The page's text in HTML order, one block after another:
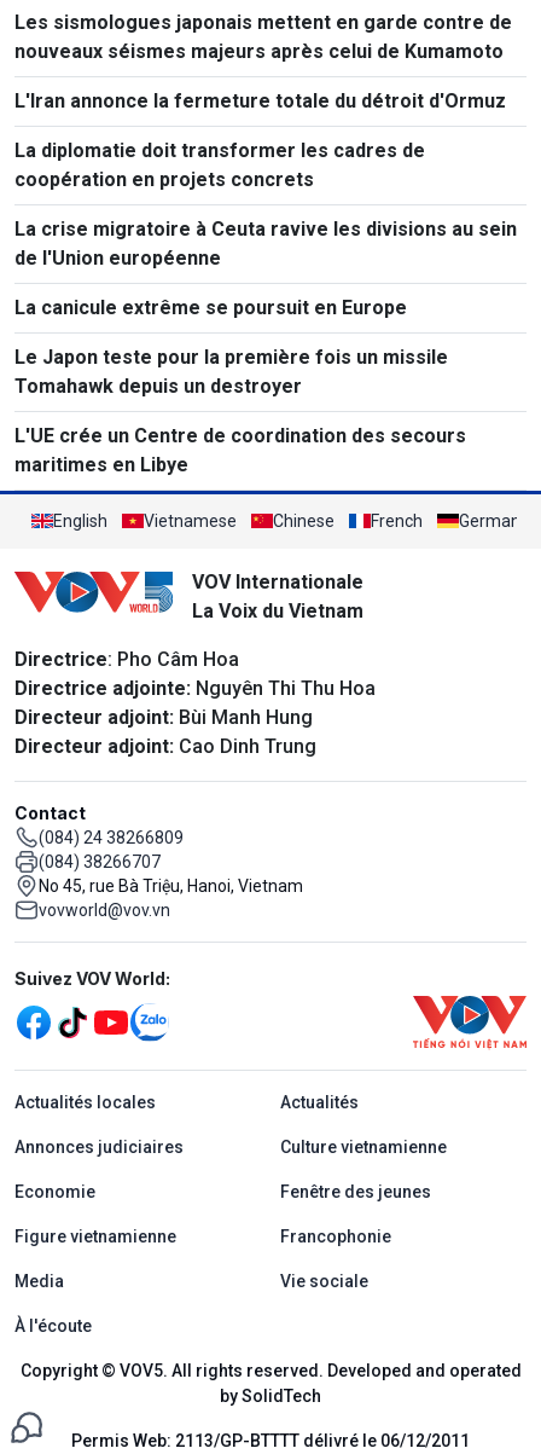
Les sismologues japonais mettent en garde contre de
nouveaux séismes majeurs après celui de Kumamoto
L'Iran annonce la fermeture totale du détroit d'Ormuz
La diplomatie doit transformer les cadres de
coopération en projets concrets
La crise migratoire à Ceuta ravive les divisions au sein
de l'Union européenne
La canicule extrême se poursuit en Europe
Le Japon teste pour la première fois un missile
Tomahawk depuis un destroyer
L'UE crée un Centre de coordination des secours
maritimes en Libye
English Vietnamese Chinese French German
VOV Internationale
La Voix du Vietnam
Directrice: Pho Câm Hoa
Directrice adjointe: Nguyên Thi Thu Hoa
Directeur adjoint: Bùi Manh Hung
Directeur adjoint: Cao Dinh Trung
Contact
(084) 24 38266809
(084) 38266707
No 45, rue Bà Triệu, Hanoi, Vietnam
vovworld@vov.vn
Mạng xã hội
Suivez VOV World:
menu footer tiếng Pháp
Actualités locales Actualités
Annonces judiciaires Culture vietnamienne
Economie Fenêtre des jeunes
Figure vietnamienne Francophonie
Media Vie sociale
À l'écoute
Copyright © VOV5. All rights reserved. Developed and operated
by SolidTech
Permis Web: 2113/GP-BTTTT délivré le 06/12/2011